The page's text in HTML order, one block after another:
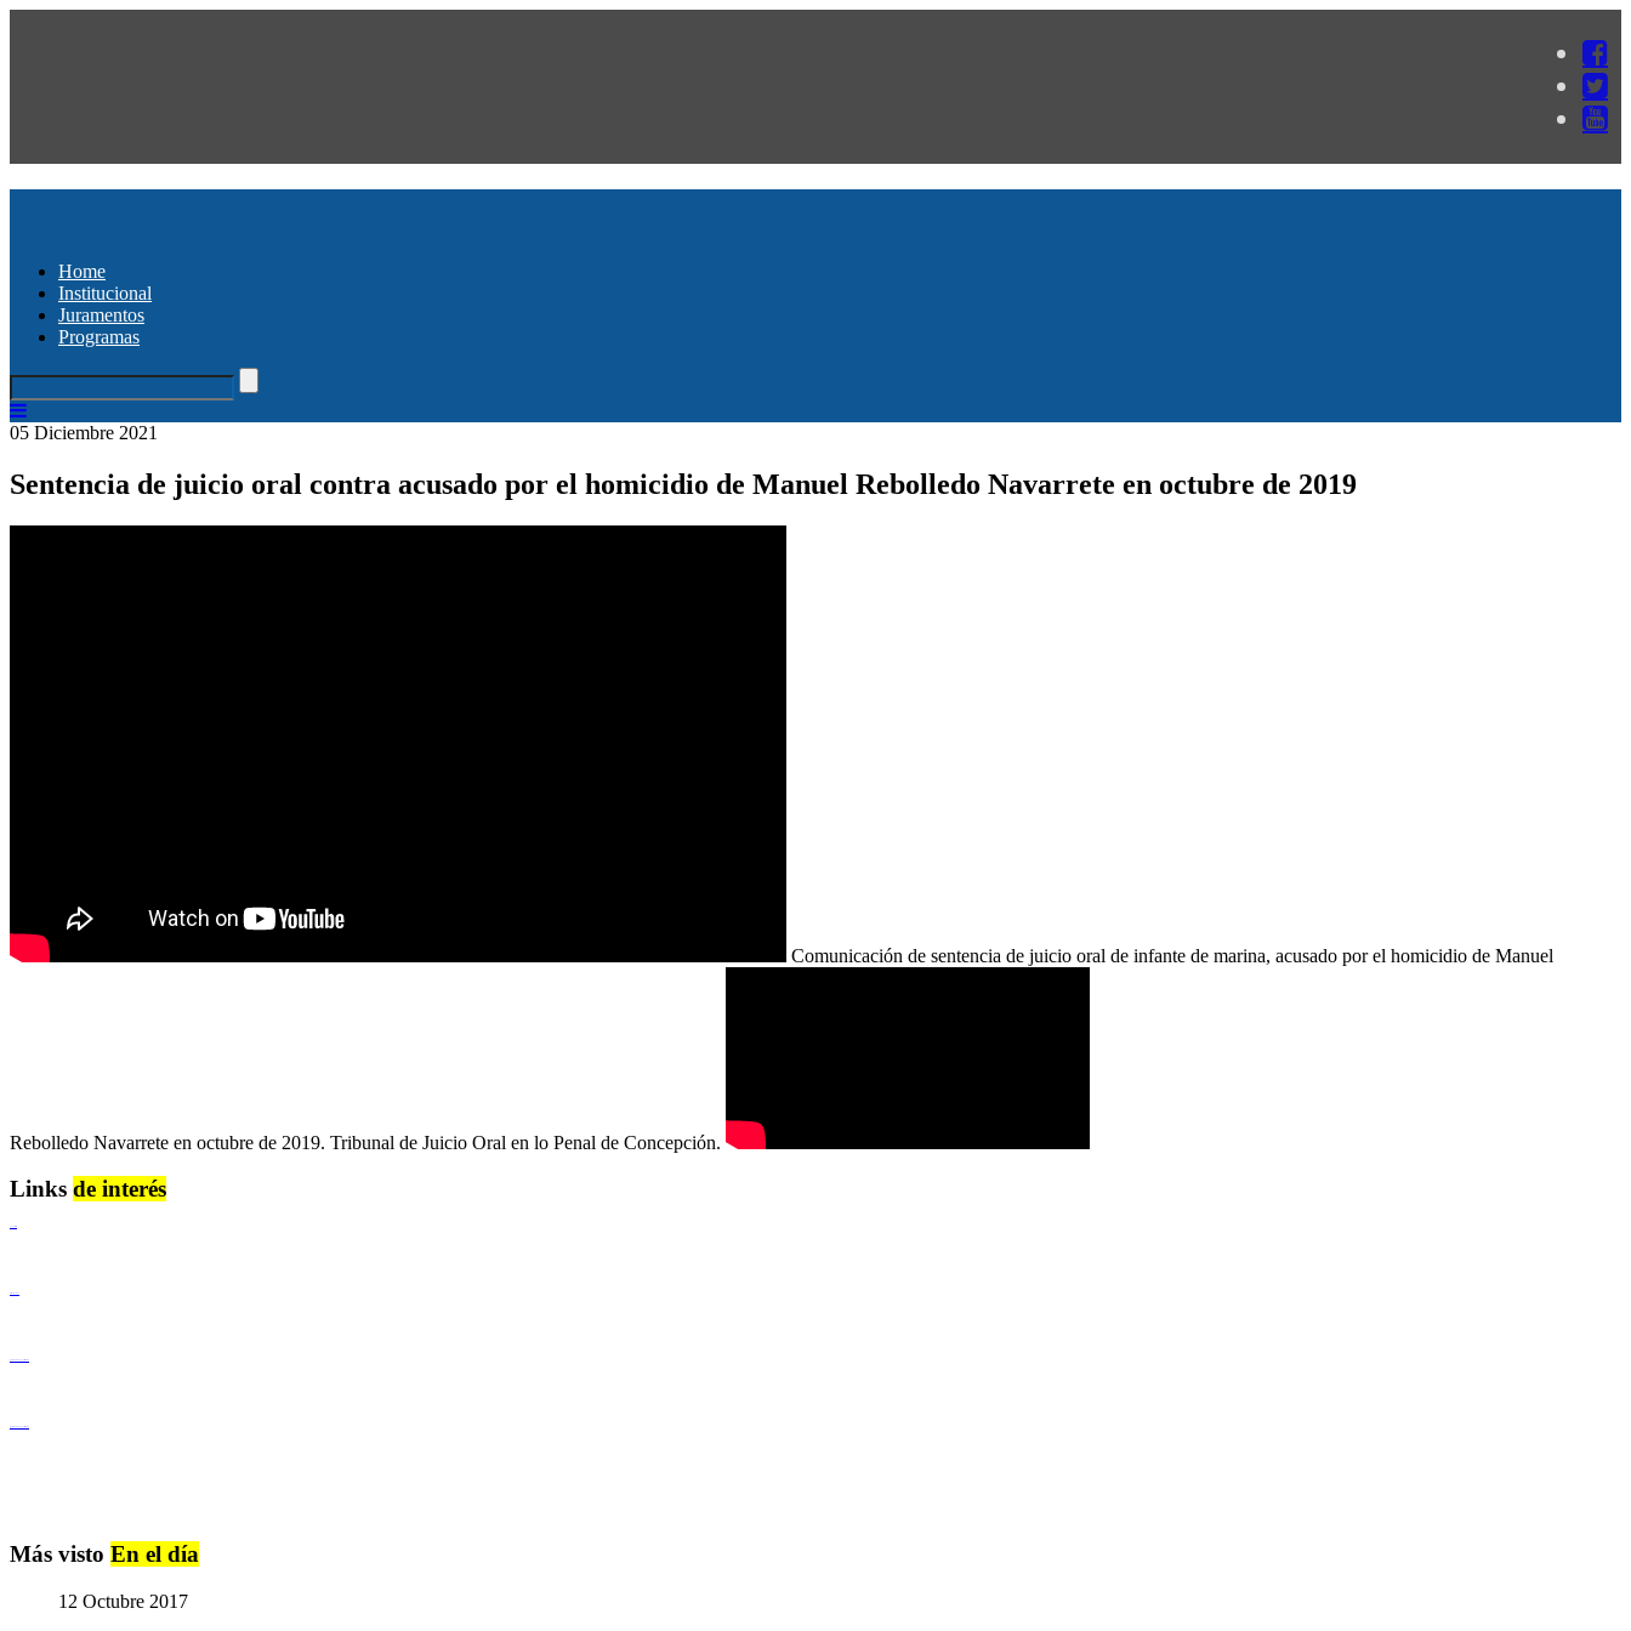
Home
Institucional
Juramentos
Programas
05 Diciembre 2021
Sentencia de juicio oral contra acusado por el homicidio de Manuel Rebolledo Navarrete en octubre de 2019
Comunicación de sentencia de juicio oral de infante de marina, acusado por el homicidio de Manuel
Rebolledo Navarrete en octubre de 2019. Tribunal de Juicio Oral en lo Penal de Concepción.
Links de interés
Más visto En el día
12 Octubre 2017